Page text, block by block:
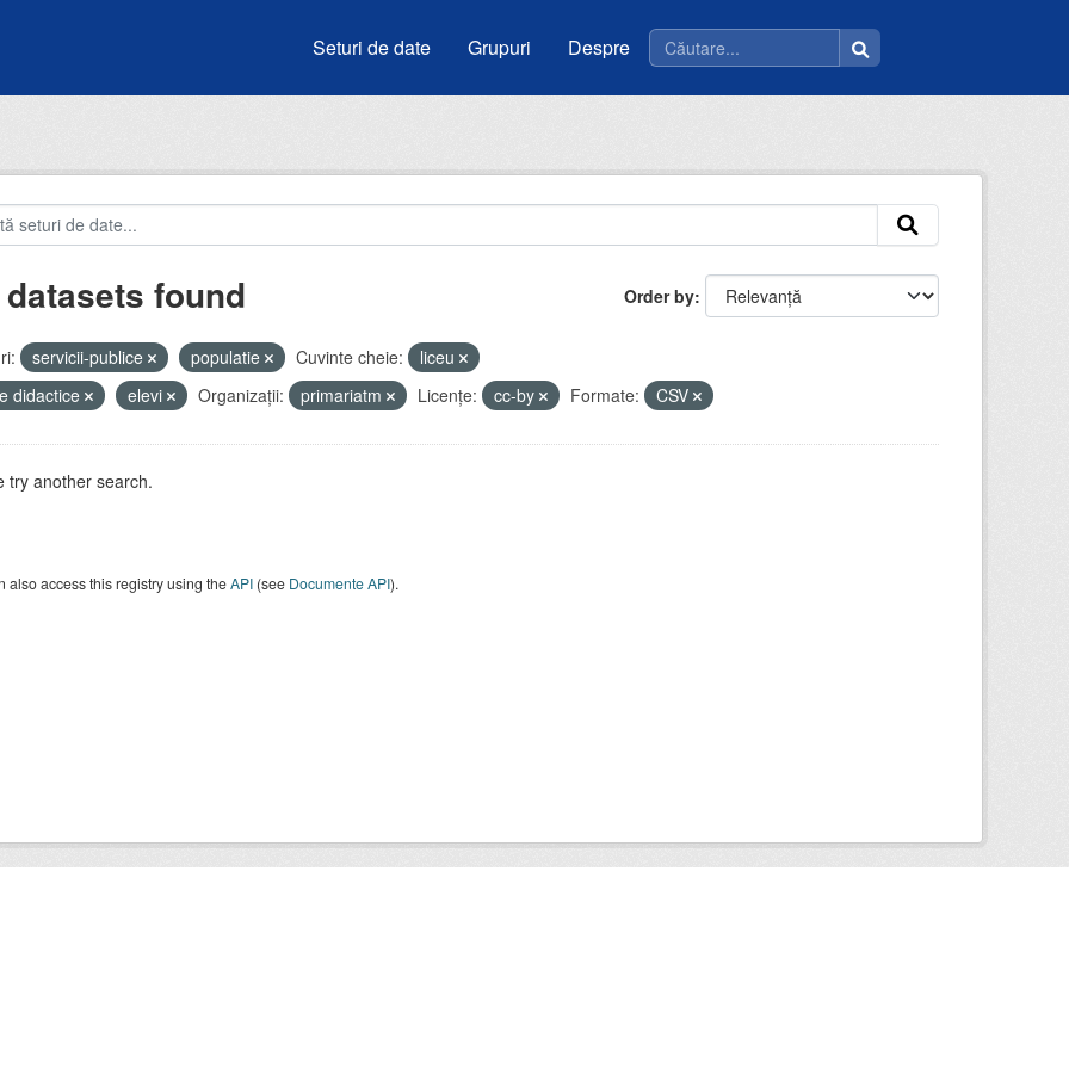
Seturi de date Grupuri Despre
Order by
found
servicii-publice populatie Cuvinte cheie:
liceu
didactice
elevi Organizații: primariatm Licenţe: cc-by Formate: CSV
try another search.
also access this registry using theAPI(see Documente API).